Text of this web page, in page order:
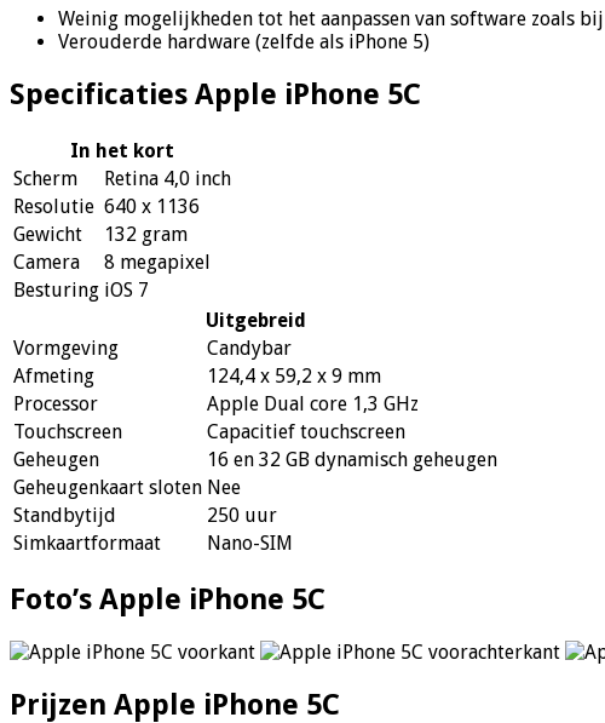
Weinig mogelijkheden tot het aanpassen van software zoals
Verouderde hardware (zelfde als iPhone 5)
Specificaties Apple iPhone 5C
In het kort
Scherm
Retina 4,0 inch
Resolutie 640 x 1136
Gewicht
132 gram
Camera
8 megapixel
Besturing iOS 7
Uitgebreid
Vormgeving
Candybar
Afmeting
124,4 x 59,2 x 9 mm
Processor
Apple Dual core 1,3 GHz
Touchscreen
Capacitief touchscreen
Geheugen
16 en 32 GB dynamisch geheugen
Geheugenkaart sloten Nee
Standbytijd
250 uur
Simkaartformaat
Nano-SIM
Foto’s Apple iPhone 5C
Prijzen Apple iPhone 5C